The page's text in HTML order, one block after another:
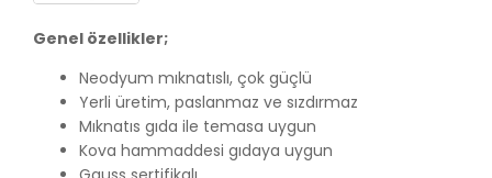
Genel özellikler;
Neodyum mıknatıslı, çok güçlü
Yerli üretim, paslanmaz ve sızdırmaz
Mıknatıs gıda ile temasa uygun
Kova hammaddesi gıdaya uygun